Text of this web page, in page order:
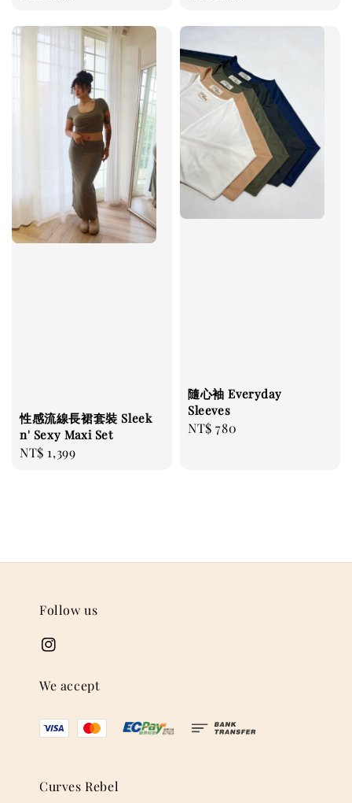
性感流線長裙套裝 Sleek
n' Sexy Maxi Set
Regular
NT$ 1,399
隨心袖 Everyday
Sleeves
Regular
NT$ 780
Follow us
We accept
Curves Rebel